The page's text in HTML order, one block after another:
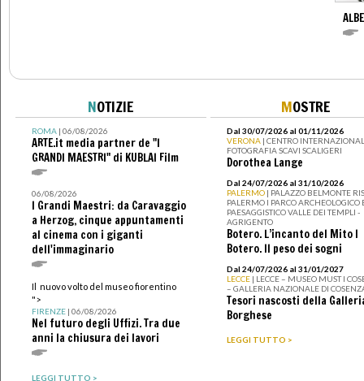
NOTIZIE
ROMA| 06/08/2026
ARTE.it media partner de "I
GRANDI MAESTRI" di KUBLAI Film
06/08/2026
I Grandi Maestri: da Caravaggio
a Herzog, cinque appuntamenti
al cinema con i giganti
dell'immaginario
Il nuovo volto del museo fiorentino
">
FIRENZE| 06/08/2026
Nel futuro degli Uffizi. Tra due
anni la chiusura dei lavori
LEGGI TUTTO >
MOSTRE
Dal 30/07/2026 al 01/11/2026
VERONA | CENTRO
FOTOGRAFIA SCAVI SCALIGERI
Dorothea Lange
Dal 24/07/2026 al 31/10/2026
PALERMO | PALAZZO BELMONTE
PALERMO I PARCO ARCHEOLOGICO
PAESAGGISTICO VALLE DEI TEMPLI -
AGRIGENTO
Botero. L’incanto del Mito I
Botero. Il peso dei sogni
Dal 24/07/2026 al 31/01/2027
LECCE | LECCE – MUSEO MUST I
– GALLERIA NAZIONALE DI
Tesori nascosti della
Borghese
LEGGI TUTTO >